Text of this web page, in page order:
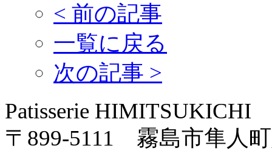
< 前の記事
一覧に戻る
次の記事 >
Patisserie HIMITSUKICHI
〒899-5111 霧島市隼人